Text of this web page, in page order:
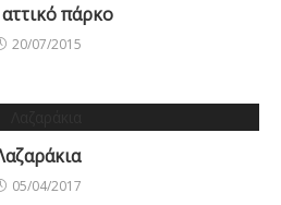
αττικό πάρκο
20/07/2015
05/04/2017